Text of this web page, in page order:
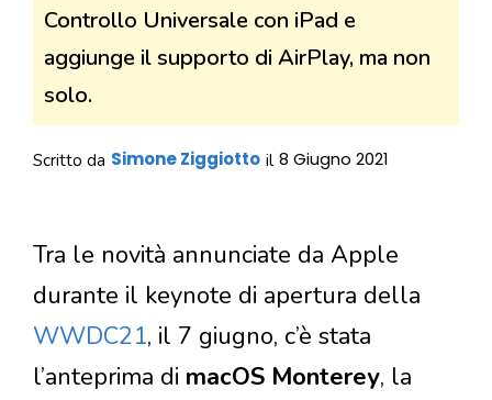
Controllo Universale con iPad e
aggiunge il supporto di AirPlay, ma non
solo.
Scritto da Simone Ziggiotto il 8 Giugno 2021
Tra le novità annunciate da Apple
durante il keynote di apertura della
WWDC21, il 7 giugno, c’è stata
l’anteprima di macOS Monterey, la